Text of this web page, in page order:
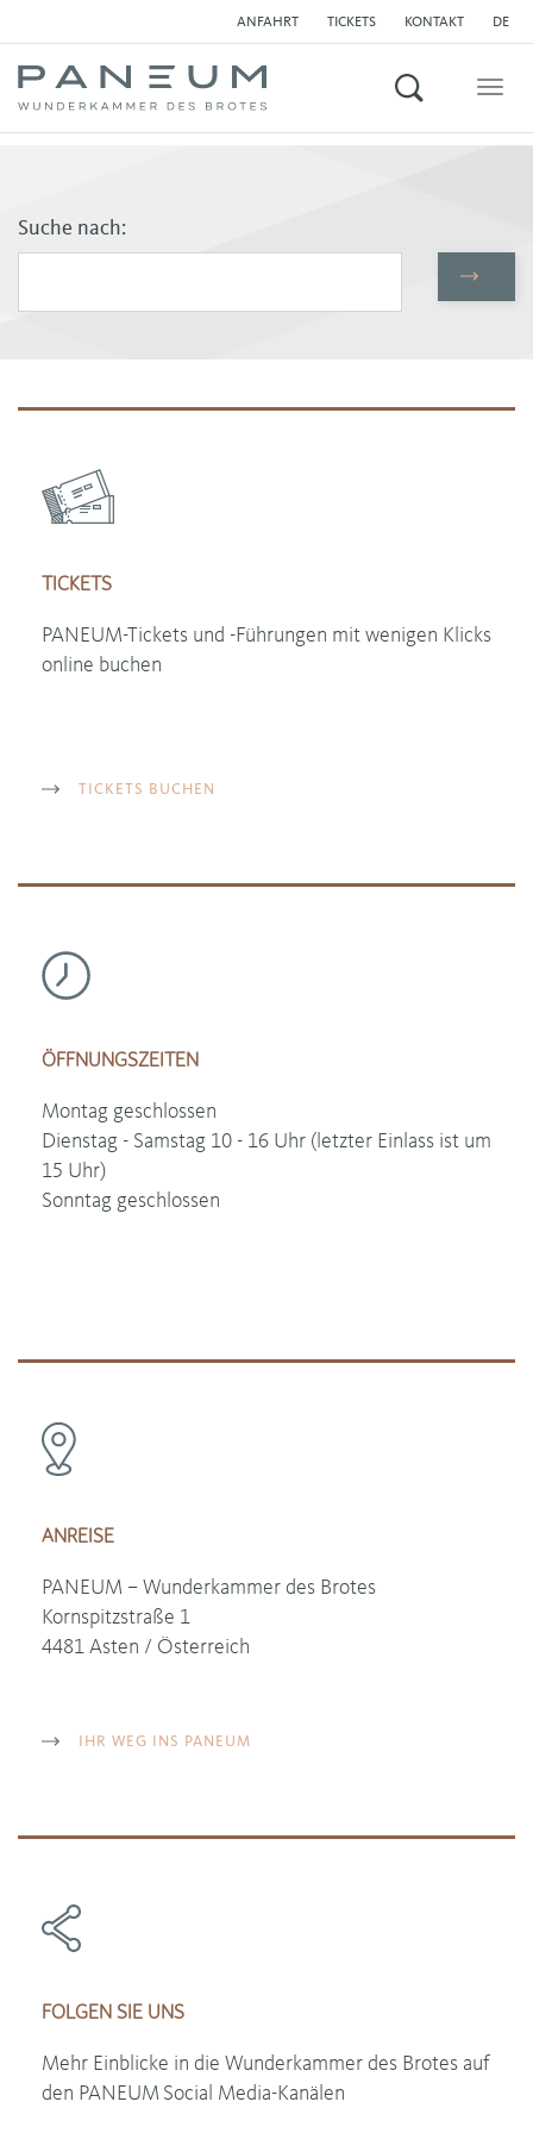
ANFAHRT TICKETS KONTAKT DE
Suchen
Suche nach:
TICKETS
PANEUM-Tickets und -Führungen mit wenigen Klicks
online buchen
TICKETS BUCHEN
ÖFFNUNGSZEITEN
Montag geschlossen
Dienstag - Samstag 10 - 16 Uhr (letzter Einlass ist um
15 Uhr)
Sonntag geschlossen
ANREISE
PANEUM – Wunderkammer des Brotes
Kornspitzstraße 1
4481 Asten / Österreich
IHR WEG INS PANEUM
FOLGEN SIE UNS
Mehr Einblicke in die Wunderkammer des Brotes auf
den PANEUM Social Media-Kanälen